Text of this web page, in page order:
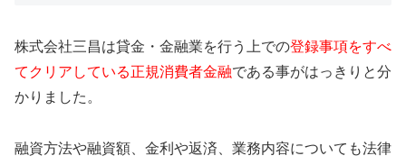
株式会社三昌は貸金・金融業を行う上での登録事項をすべ
てクリアしている正規消費者金融である事がはっきりと分
かりました。
融資方法や融資額、金利や返済、業務内容についても法律